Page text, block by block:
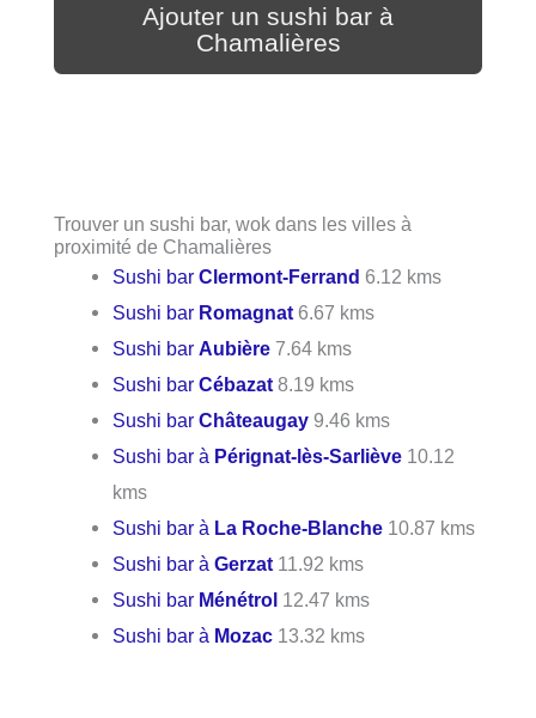
Ajouter un sushi bar à
Chamalières
Trouver un sushi bar, wok dans les villes à
proximité de Chamalières
Sushi barClermont-Ferrand 6.12 kms
Sushi bar Romagnat 6.67 kms
Sushi barAubière 7.64 kms
Sushi barCébazat 8.19 kms
Sushi barChâteaugay 9.46 kms
Sushi bar à Pérignat-lès-Sarliève 10.12
kms
Sushi bar à La Roche-Blanche 10.87 kms
Sushi bar àGerzat 11.92 kms
Sushi bar Ménétrol 12.47 kms
Sushi bar à Mozac 13.32 kms